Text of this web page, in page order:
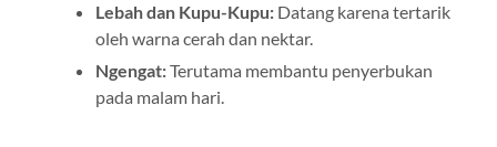
Lebah dan Kupu-Kupu: Datang karena tertarik
oleh warna cerah dan nektar.
Ngengat:Terutama membantu penyerbukan
pada malam hari.